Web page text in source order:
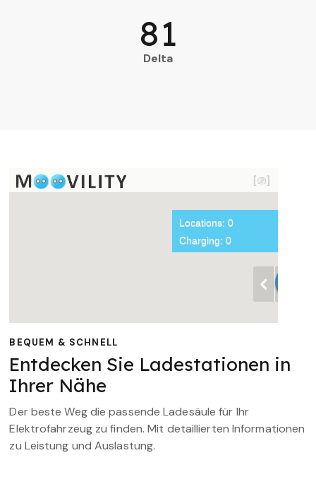
Delta
81
BEQUEM & SCHNELL
Entdecken Sie Ladestationen in
Ihrer Nähe
Der beste Weg die passende Ladesäule für Ihr
Elektrofahrzeug zu finden. Mit detaillierten Informationen
zu Leistung und Auslastung.